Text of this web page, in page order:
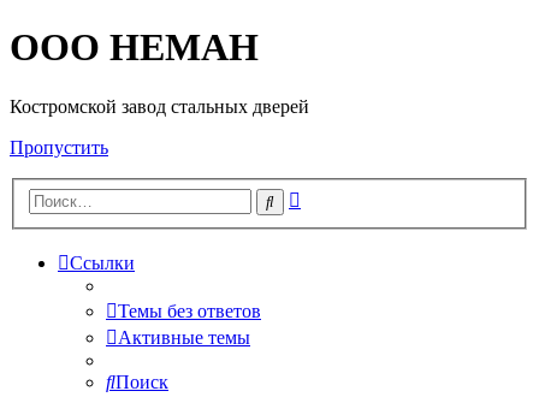
OOO HEMAH
Костромской завод стальных дверей
Пропустить
Поиск
Ссылки
Темы без ответов
Активные темы
Поиск